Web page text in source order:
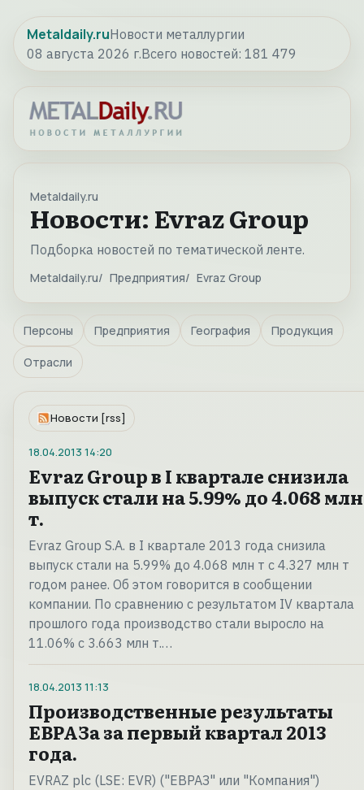
Metaldaily.ruНовости металлургии
08 августа 2026 г.Всего новостей: 181 479
Metaldaily.ru
Новости: Evraz Group
Подборка новостей по тематической ленте.
Metaldaily.ru Предприятия Evraz Group
Персоны Предприятия География Продукция
Отрасли
Новости [rss]
18.04.2013 14:20
Evraz Group в I квартале снизила
выпуск стали на 5.99% до 4.068 млн
т.
Evraz Group S.A. в I квартале 2013 года снизила
выпуск стали на 5.99% до 4.068 млн т с 4.327 млн т
годом ранее. Об этом говорится в сообщении
компании. По сравнению с результатом IV квартала
прошлого года производство стали выросло на
11.06% с 3.663 млн т.…
18.04.2013 11:13
Производственные результаты
ЕВРАЗа за первый квартал 2013
года.
EVRAZ plc (LSE: EVR) ("ЕВРАЗ" или "Компания")